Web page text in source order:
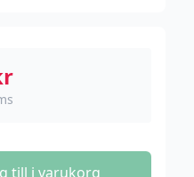
till i varukorg